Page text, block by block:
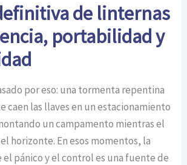
de linternas
portabilidad y
por eso: una tormenta repentina
caen las llaves en un estacionamiento
un campamento mientras el
horizonte. En esos momentos, la
pánico y el control es una fuente de